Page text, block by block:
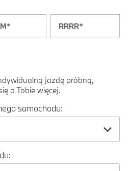
jazdę próbną,
o Tobie więcej.
samochodu: